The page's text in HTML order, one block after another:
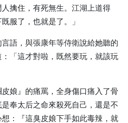
擒住，有死無生。江湖上道得
服了，也就是了。」
語，與張康年等侍衛說給她聽的
「這才對啦，既然要玩，就該玩
娘』的痛罵，全身傷口痛入了骨
奉太后之命來殺死自己，還是不
：『這臭皮娘下手如此毒辣，就